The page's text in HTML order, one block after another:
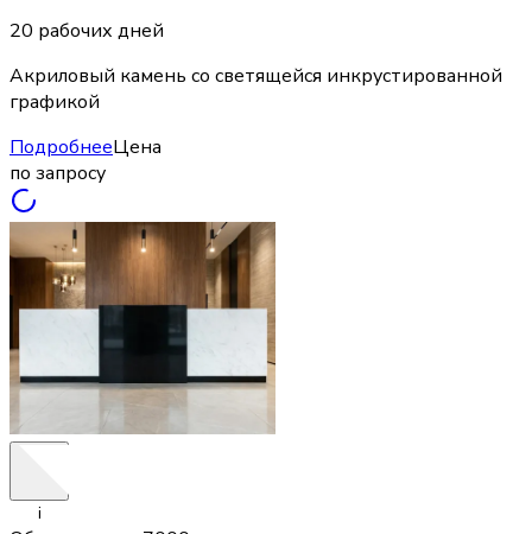
20 рабочих дней
Акриловый камень со светящейся инкрустированной
графикой
ПодробнееЦена
по запросу
i